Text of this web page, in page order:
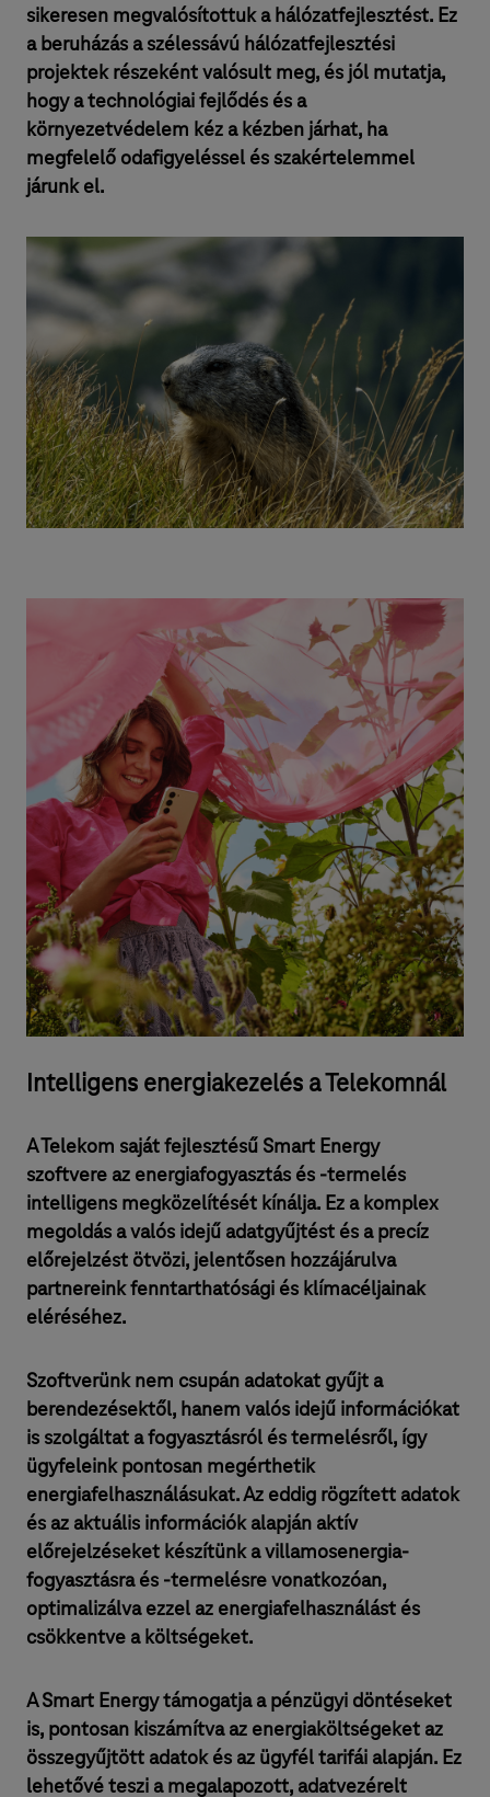
sikeresen megvalósítottuk a hálózatfejlesztést. Ez
a beruházás a szélessávú hálózatfejlesztési
projektek részeként valósult meg, és jól mutatja,
hogy a technológiai fejlődés és a
környezetvédelem kéz a kézben járhat, ha
megfelelő odafigyeléssel és szakértelemmel
járunk el.
Intelligens energiakezelés a Telekomnál
A Telekom saját fejlesztésű Smart Energy
szoftvere az energiafogyasztás és -termelés
intelligens megközelítését kínálja. Ez a komplex
megoldás a valós idejű adatgyűjtést és a precíz
előrejelzést ötvözi, jelentősen hozzájárulva
partnereink fenntarthatósági és klímacéljainak
eléréséhez.
Szoftverünk nem csupán adatokat gyűjt a
berendezésektől, hanem valós idejű információkat
is szolgáltat a fogyasztásról és termelésről, így
ügyfeleink pontosan megérthetik
energiafelhasználásukat. Az eddig rögzített adatok
és az aktuális információk alapján aktív
előrejelzéseket készítünk a villamosenergia-
fogyasztásra és -termelésre vonatkozóan,
optimalizálva ezzel az energiafelhasználást és
csökkentve a költségeket.
A Smart Energy támogatja a pénzügyi döntéseket
is, pontosan kiszámítva az energiaköltségeket az
összegyűjtött adatok és az ügyfél tarifái alapján. Ez
lehetővé teszi a megalapozott, adatvezérelt